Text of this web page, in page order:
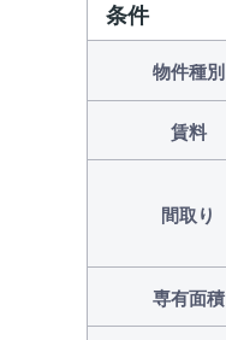
条件
物件種別
賃料
間取り
専有面積